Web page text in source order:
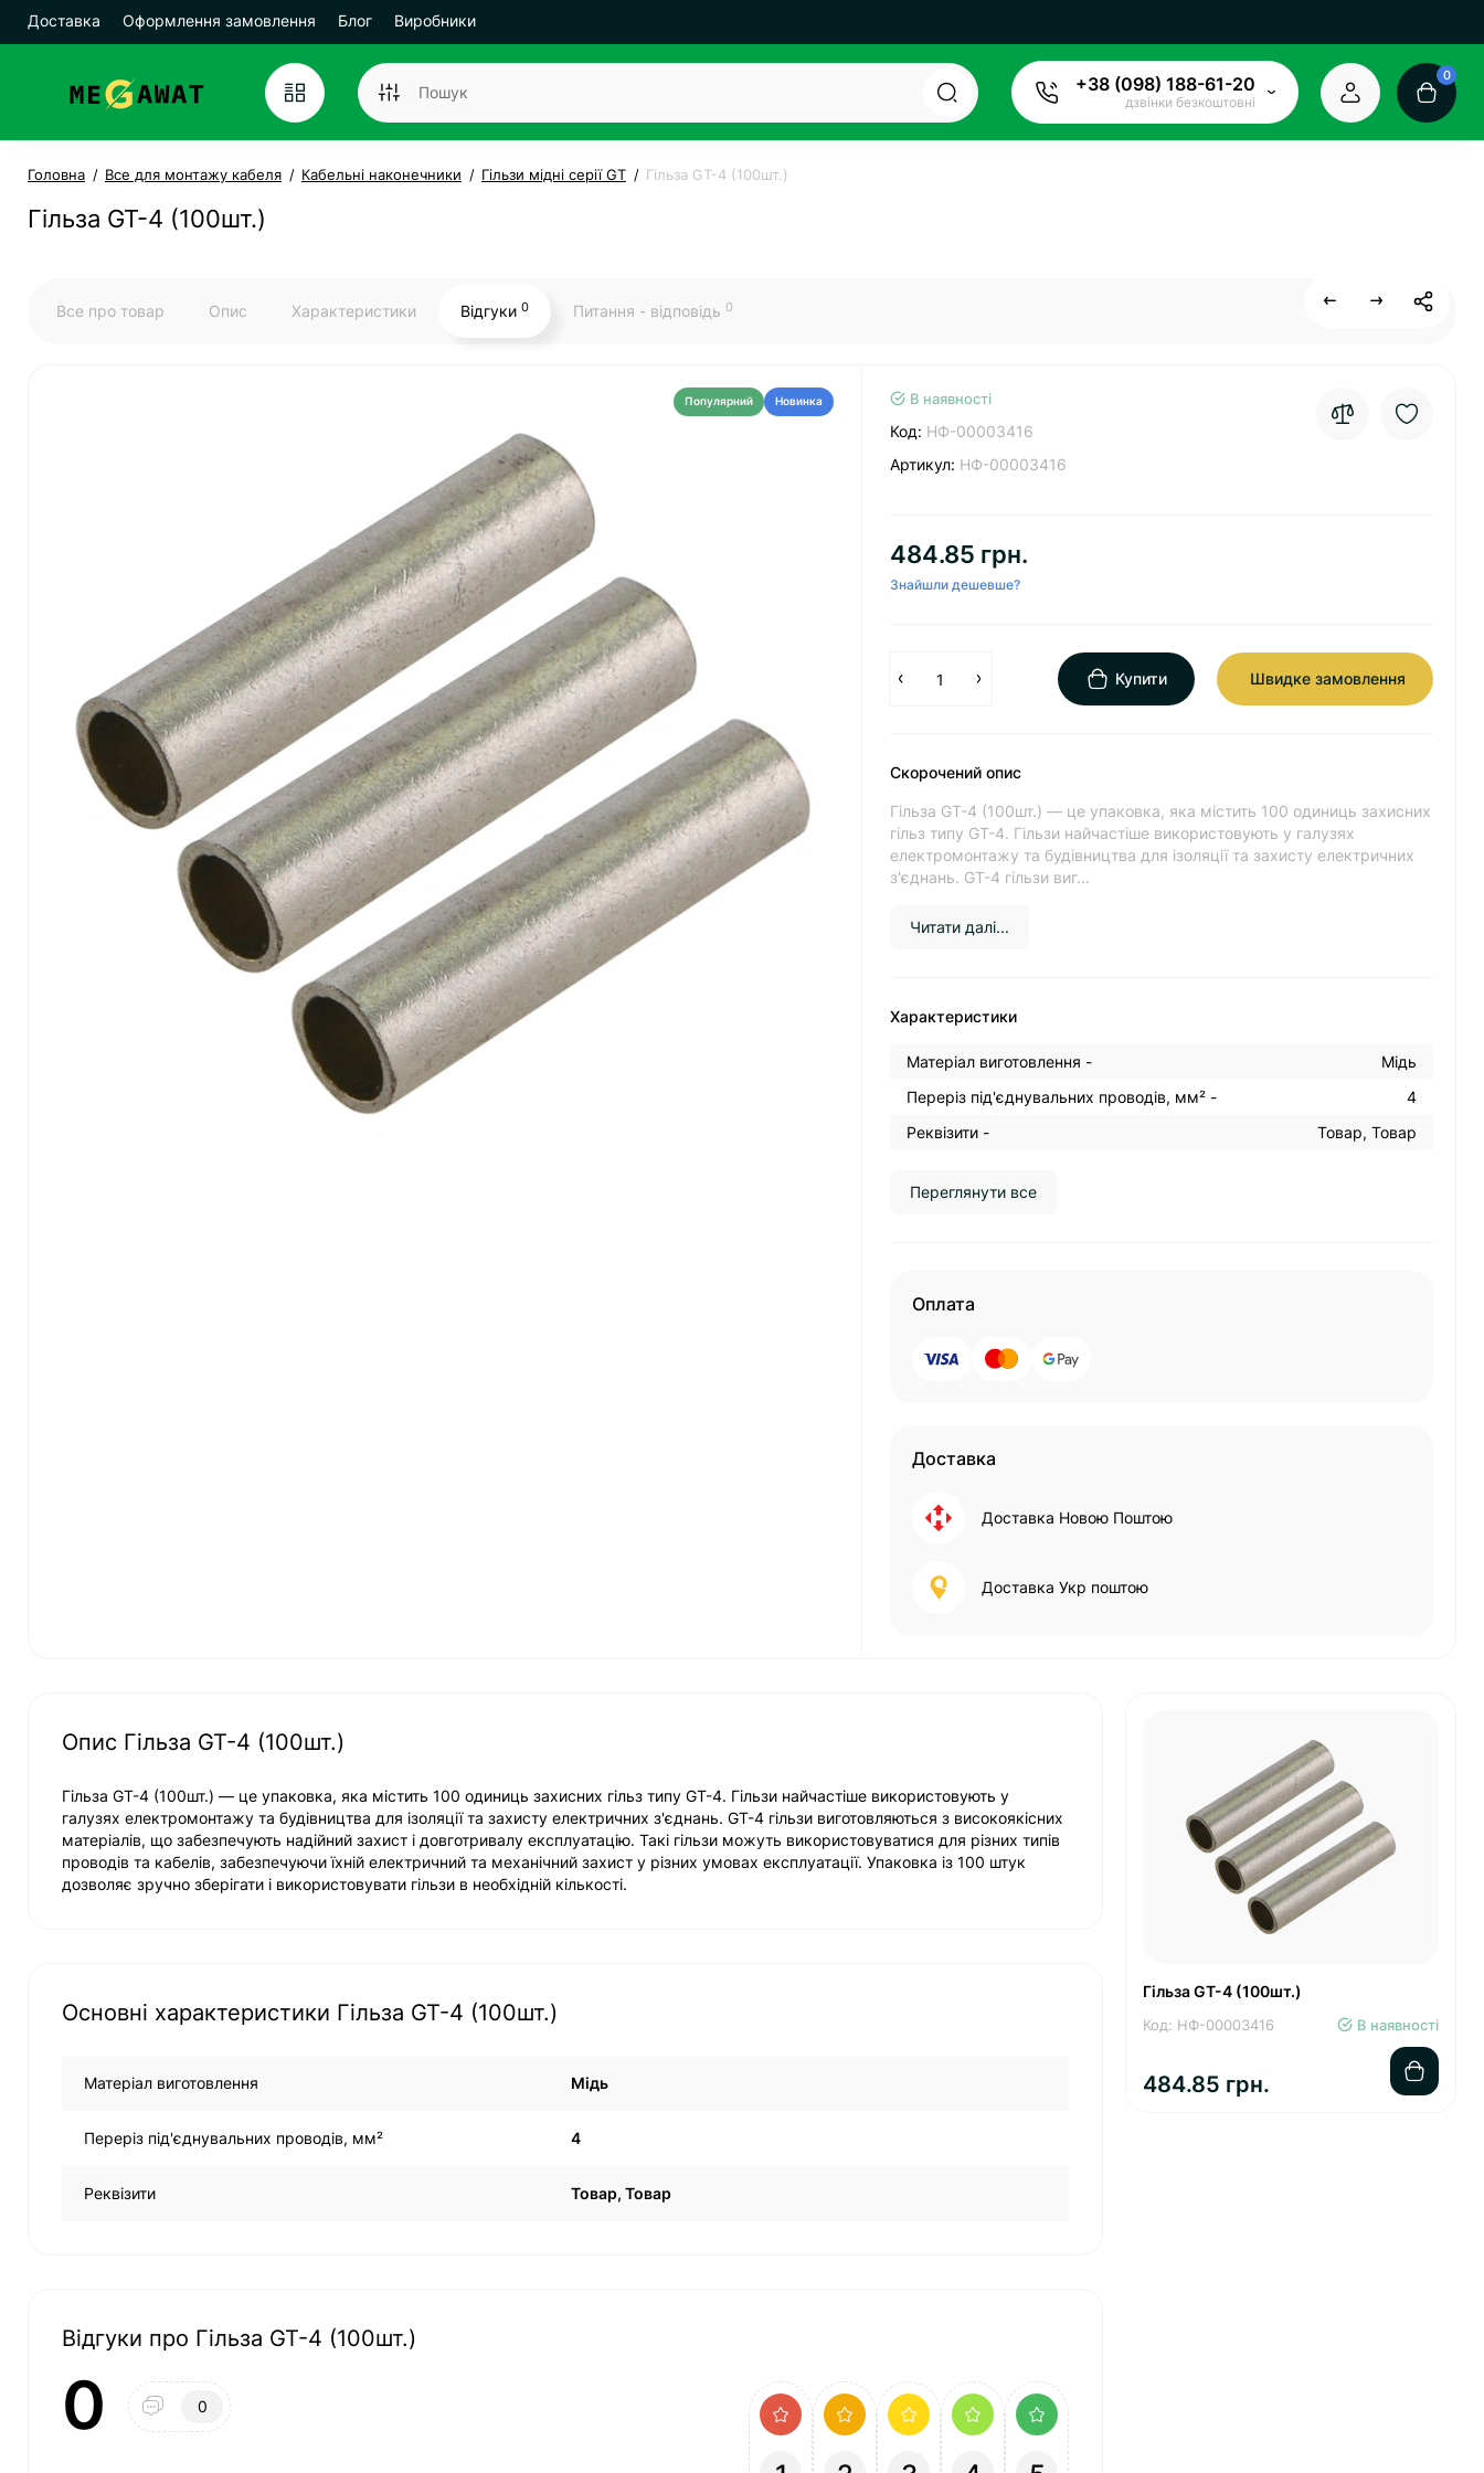
Доставка Оформлення замовлення Блог Виробники
+38 (098) 188-61-20
дзвінки безкоштовні
0
Головна Все для монтажу кабеля Кабельні наконечники Гільзи мідні серії GT Гільза GT-4 (100шт.)
Гільза GT-4 (100шт.)
Все про товар Опис Характеристики Відгуки 0 Питання - відповідь 0
Популярний Новинка В наявності
Код: НФ-00003416
Артикул: НФ-00003416
484.85 грн.
Знайшли дешевше?
Купити Швидке замовлення
Скорочений опис
Гільза GT-4 (100шт.) — це упаковка, яка містить 100 одиниць захисних
гільз типу GT-4. Гільзи найчастіше використовують у галузях
електромонтажу та будівництва для ізоляції та захисту електричних
з'єднань. GT-4 гільзи виг...
Читати далі...
Характеристики
Матеріал виготовлення -
Мідь
Переріз під'єднувальних проводів, мм² -
4
Реквізити -
Товар, Товар
Переглянути все
Оплата
Доставка
Доставка Новою Поштою
Доставка Укр поштою
Опис Гільза GT-4 (100шт.)
Гільза GT-4 (100шт.) — це упаковка, яка містить 100 одиниць захисних гільз типу GT-4. Гільзи найчастіше використовують у
галузях електромонтажу та будівництва для ізоляції та захисту електричних з'єднань. GT-4 гільзи виготовляються з високоякісних
матеріалів, що забезпечують надійний захист і довготривалу експлуатацію. Такі гільзи можуть використовуватися для різних типів
проводів та кабелів, забезпечуючи їхній електричний та механічний захист у різних умовах експлуатації. Упаковка із 100 штук
дозволяє зручно зберігати і використовувати гільзи в необхідній кількості.
Основні характеристики Гільза GT-4 (100шт.)
Матеріал виготовлення Мідь
Переріз під'єднувальних проводів, мм² 4
Реквізити Товар, Товар
Відгуки про Гільза GT-4 (100шт.)
0 0
Гільза GT-4 (100шт.)
Код: НФ-00003416 В наявності
484.85 грн.